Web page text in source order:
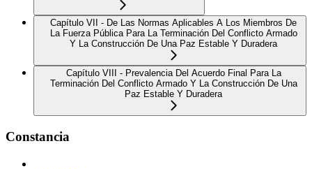
Capítulo VII - De Las Normas Aplicables A Los Miembros De
La Fuerza Pública Para La Terminación Del Conflicto Armado
Y La Construcción De Una Paz Estable Y Duradera
Capítulo VIII - Prevalencia Del Acuerdo Final Para La
Terminación Del Conflicto Armado Y La Construcción De Una
Paz Estable Y Duradera
Constancia